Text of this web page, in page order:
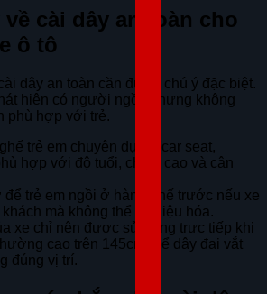
cài dây an toàn cho
ô tô
dây an toàn cần được chú ý đặc biệt.
hiện có người ngồi, nhưng không
phù hợp với trẻ.
trẻ em chuyên dụng (car seat,
hợp với độ tuổi, chiều cao và cân
để trẻ em ngồi ở hàng ghế trước nếu xe
mà không thể vô hiệu hóa.
xe chỉ nên được sử dụng trực tiếp khi
cao trên 145cm) để dây đai vắt
đúng vị trí.